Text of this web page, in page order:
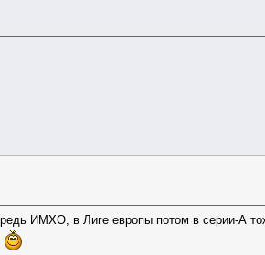
ИМХО, в Лиге европы потом в серии-А